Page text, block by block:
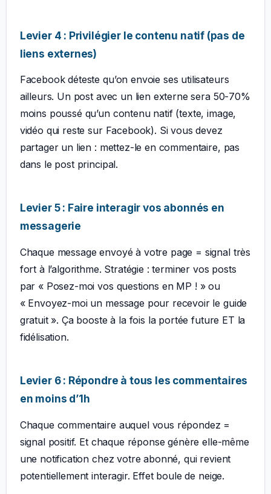
Levier 4 : Privilégier le contenu natif (pas de
liens externes)
Facebook déteste qu’on envoie ses utilisateurs
ailleurs. Un post avec un lien externe sera 50-70%
moins poussé qu’un contenu natif (texte, image,
vidéo qui reste sur Facebook). Si vous devez
partager un lien : mettez-le en commentaire, pas
dans le post principal.
Levier 5 : Faire interagir vos abonnés en
messagerie
Chaque message envoyé à votre page = signal très
fort à l’algorithme. Stratégie : terminer vos posts
par « Posez-moi vos questions en MP ! » ou
« Envoyez-moi un message pour recevoir le guide
gratuit ». Ça booste à la fois la portée future ET la
fidélisation.
Levier 6 : Répondre à tous les commentaires
en moins d’1h
Chaque commentaire auquel vous répondez =
signal positif. Et chaque réponse génère elle-même
une notification chez votre abonné, qui revient
potentiellement interagir. Effet boule de neige.